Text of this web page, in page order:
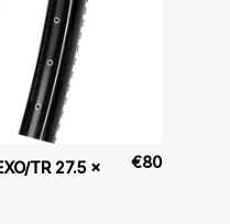
TR 27.5 x
€80